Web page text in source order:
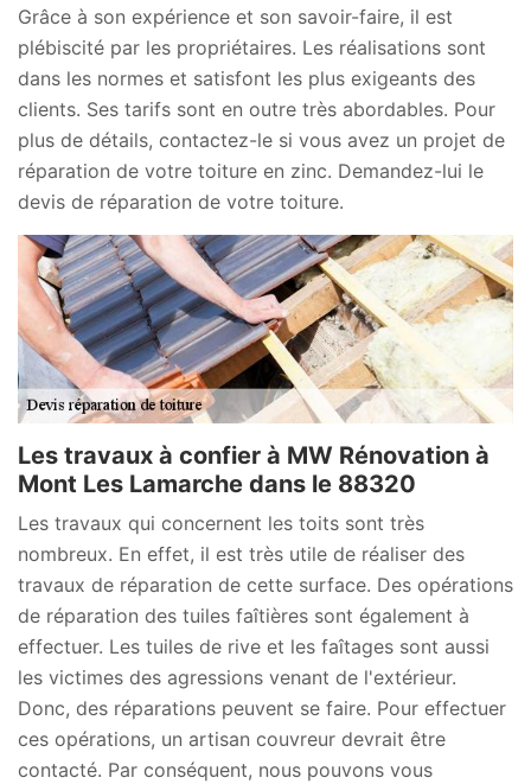
Grâce à son expérience et son savoir-faire, il est
plébiscité par les propriétaires. Les réalisations sont
dans les normes et satisfont les plus exigeants des
clients. Ses tarifs sont en outre très abordables. Pour
plus de détails, contactez-le si vous avez un projet de
réparation de votre toiture en zinc. Demandez-lui le
devis de réparation de votre toiture.
Les travaux à confier à MW Rénovation à
Mont Les Lamarche dans le 88320
Les travaux qui concernent les toits sont très
nombreux. En effet, il est très utile de réaliser des
travaux de réparation de cette surface. Des opérations
de réparation des tuiles faîtières sont également à
effectuer. Les tuiles de rive et les faîtages sont aussi
les victimes des agressions venant de l'extérieur.
Donc, des réparations peuvent se faire. Pour effectuer
ces opérations, un artisan couvreur devrait être
contacté. Par conséquent, nous pouvons vous